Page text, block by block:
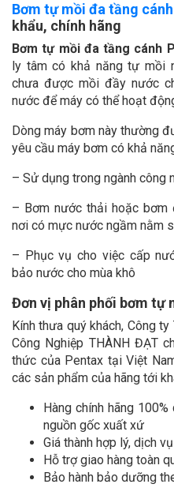
Bơm tự mồi đa tầng
khẩu, chính hãng
Bơm tự mồi đa tầng cánh
ly tâm có khả năng tự mồi
chưa được mồi đầy nước
nước để máy có thể hoạt
Dòng máy bơm này thường
yêu cầu máy bơm có khả
– Sử dụng trong ngành công
– Bơm nước thải hoặc bơm
nơi có mực nước ngầm nằm
– Phục vụ cho việc cấp
bảo nước cho mùa khô
Đơn vị phân phối bơm tự
Kính thưa quý khách, Công
Công Nghiệp THÀNH ĐẠT
thức của Pentax tại Việt
các sản phẩm của hãng tới
Hàng chính hãng
nguồn gốc xuất xứ
Giá thành hợp lý, dịch
Hỗ trợ giao hàng toàn
Bảo hành bảo dưỡng